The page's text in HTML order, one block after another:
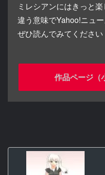
ミレシアンにはきっと楽
違う意味でYahoo!ニュー
ぜひ読んでみてください
作品ページ（